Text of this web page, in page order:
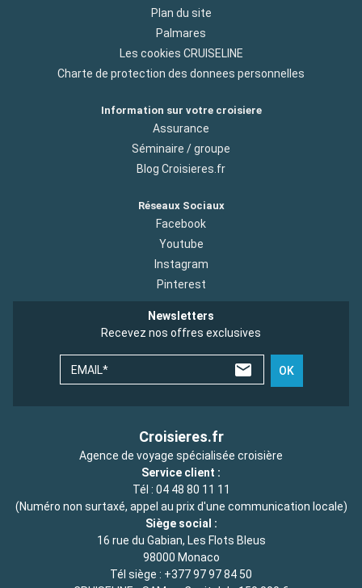
Plan du site
Palmares
Les cookies CRUISELINE
Charte de protection des donnees personnelles
Information sur votre croisiere
Assurance
Séminaire / groupe
Blog Croisieres.fr
Réseaux Sociaux
Facebook
Youtube
Instagram
Pinterest
Newsletters
Recevez nos offres exclusives
EMAIL* OK
Croisieres.fr
Agence de voyage spécialisée croisière
Service client :
Tél : 04 48 80 11 11
(Numéro non surtaxé, appel au prix d'une communication locale)
Siège social :
16 rue du Gabian, Les Flots Bleus
98000 Monaco
Tél siège : +377 97 97 84 50